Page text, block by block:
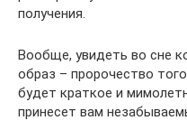
получения.
Вообще, увидеть во сне
образ – пророчество
будет краткое и
принесет вам